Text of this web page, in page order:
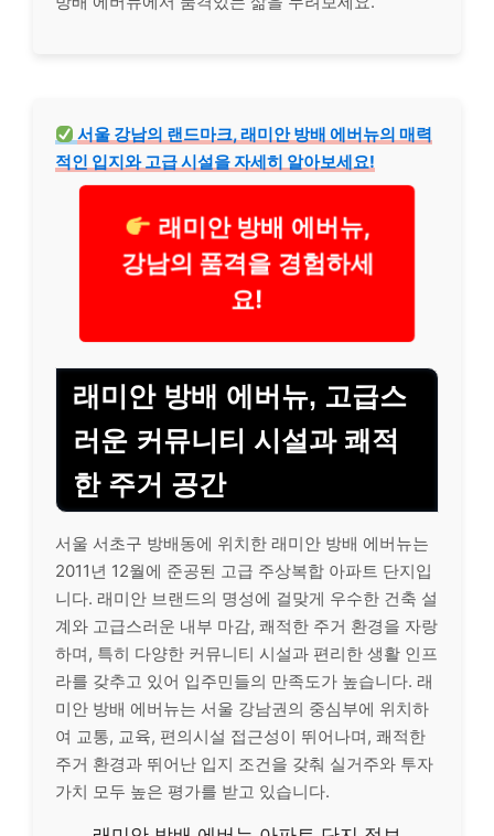
서울 강남의 랜드마크, 래미안 방배 에버뉴의 매력
적인 입지와 고급 시설을 자세히 알아보세요!
래미안 방배 에버뉴,
강남의 품격을 경험하세
요!
래미안 방배 에버뉴, 고급스
러운 커뮤니티 시설과 쾌적
한 주거 공간
서울 서초구 방배동에 위치한 래미안 방배 에버뉴는
2011년 12월에 준공된 고급 주상복합 아파트 단지입
니다. 래미안 브랜드의 명성에 걸맞게 우수한 건축 설
계와 고급스러운 내부 마감, 쾌적한 주거 환경을 자랑
하며, 특히 다양한 커뮤니티 시설과 편리한 생활 인프
라를 갖추고 있어 입주민들의 만족도가 높습니다. 래
미안 방배 에버뉴는 서울 강남권의 중심부에 위치하
여 교통, 교육, 편의시설 접근성이 뛰어나며, 쾌적한
주거 환경과 뛰어난 입지 조건을 갖춰 실거주와 투자
가치 모두 높은 평가를 받고 있습니다.